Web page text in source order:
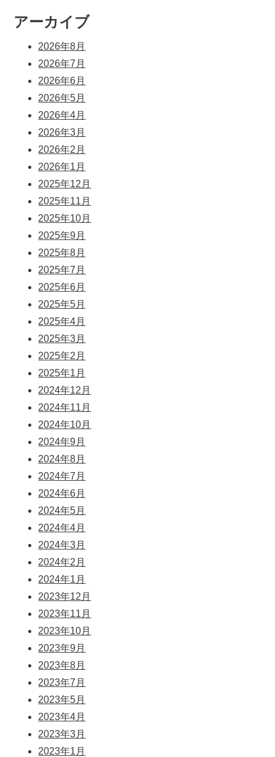
アーカイブ
2026年8月
2026年7月
2026年6月
2026年5月
2026年4月
2026年3月
2026年2月
2026年1月
2025年12月
2025年11月
2025年10月
2025年9月
2025年8月
2025年7月
2025年6月
2025年5月
2025年4月
2025年3月
2025年2月
2025年1月
2024年12月
2024年11月
2024年10月
2024年9月
2024年8月
2024年7月
2024年6月
2024年5月
2024年4月
2024年3月
2024年2月
2024年1月
2023年12月
2023年11月
2023年10月
2023年9月
2023年8月
2023年7月
2023年5月
2023年4月
2023年3月
2023年1月